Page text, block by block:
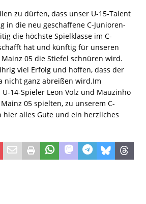
zu dürfen, dass unser U-15-Talent
in die neu geschaffene C-Junioren-
die höchste Spielklasse im C-
hat und künftig für unseren
05 die Stiefel schnüren wird.
viel Erfolg und hoffen, dass der
nicht ganz abreißen wird.Im
14-Spieler Leon Volz und Mauzinho
05 spielten, zu unserem C-
hier alles Gute und ein herzliches